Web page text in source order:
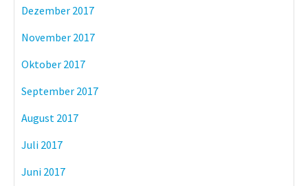
Dezember 2017
November 2017
Oktober 2017
September 2017
August 2017
Juli 2017
Juni 2017